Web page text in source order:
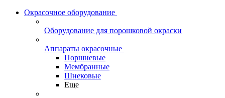
Окрасочное оборудование
Оборудование для порошковой окраски
Аппараты окрасочные
Поршневые
Мембранные
Шнековые
Еще